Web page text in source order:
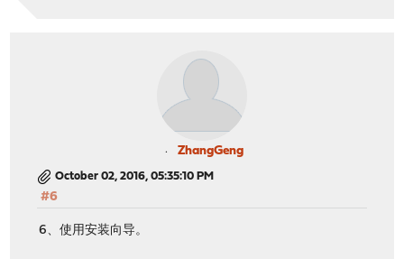
ZhangGeng
October 02, 2016, 05:35:10 PM
#6
6、使用安装向导。